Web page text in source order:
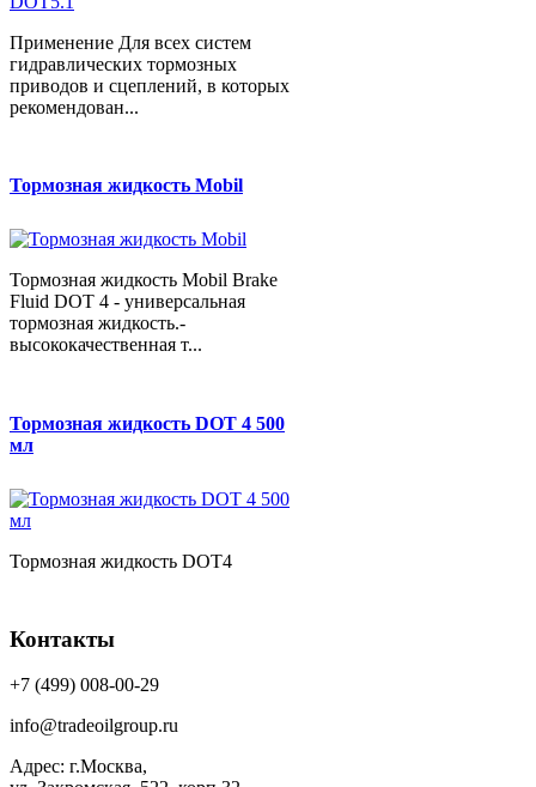
Применение Для всех систем
гидравлических тормозных
приводов и сцеплений, в которых
рекомендован...
Тормозная жидкость Mobil
Тормозная жидкость Mobil Brake
Fluid DOT 4 - универсальная
тормозная жидкость.-
высококачественная т...
Тормозная жидкость DOT 4 500
мл
Тормозная жидкость DOT4
Контакты
+7 (499) 008-00-29
info@tradeoilgroup.ru
Адрес: г.Москва,